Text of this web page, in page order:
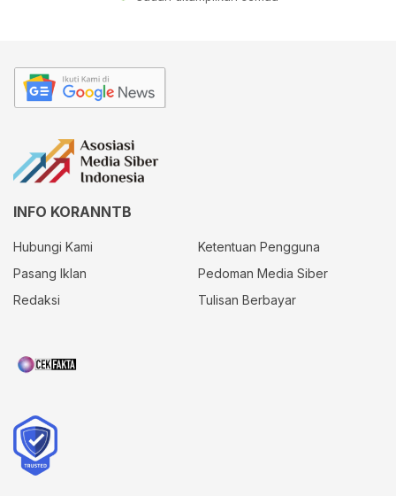
INFO KORANNTB
Hubungi Kami
Ketentuan Pengguna
Pasang Iklan
Pedoman Media Siber
Redaksi
Tulisan Berbayar